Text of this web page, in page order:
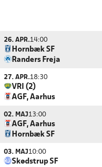
26. APR.14:00
Hornbæk SF
Randers Freja
27. APR.18:30
VRI (2)
AGF, Aarhus
02. MAJ13:00
AGF, Aarhus
Hornbæk SF
03. MAJ10:00
Skødstrup SF